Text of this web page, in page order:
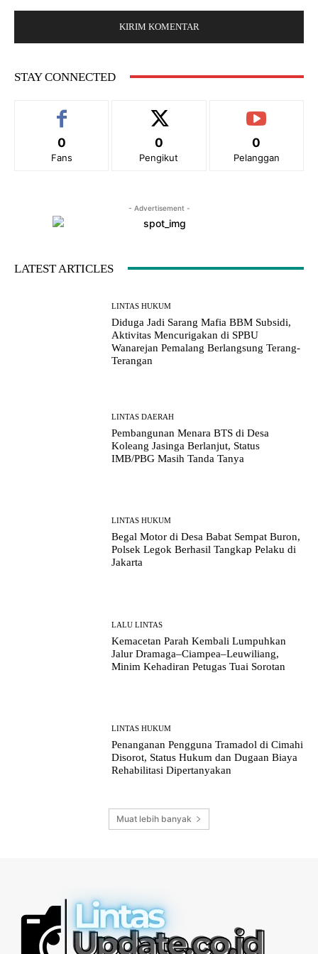
:b
STAY CONNECTED
0
Fans
0
Pengikut
0
Pelanggan
- Advertisement -
LATEST ARTICLES
LINTAS HUKUM
Diduga Jadi Sarang Mafia BBM Subsidi,
Aktivitas Mencurigakan di SPBU
Wanarejan Pemalang Berlangsung Terang-
Terangan
LINTAS DAERAH
Pembangunan Menara BTS di Desa
Koleang Jasinga Berlanjut, Status
IMB/PBG Masih Tanda Tanya
LINTAS HUKUM
Begal Motor di Desa Babat Sempat Buron,
Polsek Legok Berhasil Tangkap Pelaku di
Jakarta
LALU LINTAS
Kemacetan Parah Kembali Lumpuhkan
Jalur Dramaga–Ciampea–Leuwiliang,
Minim Kehadiran Petugas Tuai Sorotan
LINTAS HUKUM
Penanganan Pengguna Tramadol di Cimahi
Disorot, Status Hukum dan Dugaan Biaya
Rehabilitasi Dipertanyakan
Muat lebih banyak